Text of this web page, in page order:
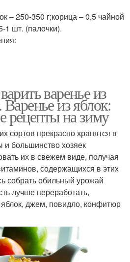
– 250-350 г;корица – 0,5 чайной
1 шт. (палочки).
варенье из
из яблок:
рецепты на зиму
сортов прекрасно хранятся в
и большинство хозяек
их в свежем виде, получая
содержащихся в этих
собрать обильный урожай
лучше переработать,
яблок, джем, повидло, конфитюр